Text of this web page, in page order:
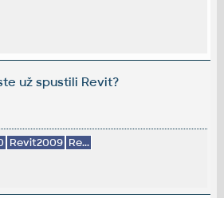
už spustili Revit?
Revit2009 Re...